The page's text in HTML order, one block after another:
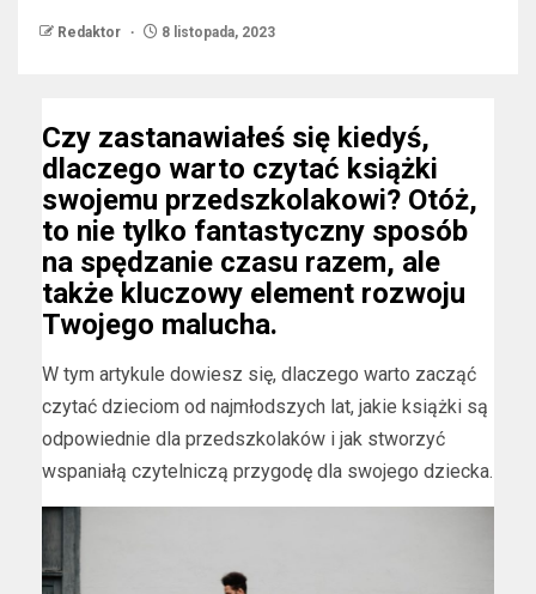
Redaktor 8 listopada, 2023
Czy zastanawiałeś się kiedyś,
dlaczego warto czytać książki
swojemu przedszkolakowi? Otóż,
to nie tylko fantastyczny sposób
na spędzanie czasu razem, ale
także kluczowy element rozwoju
Twojego malucha.
W tym artykule dowiesz się, dlaczego warto zacząć
czytać dzieciom od najmłodszych lat, jakie książki są
odpowiednie dla przedszkolaków i jak stworzyć
wspaniałą czytelniczą przygodę dla swojego dziecka.